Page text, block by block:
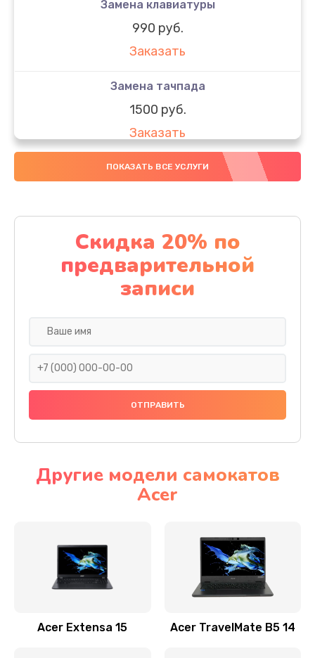
Замена клавиатуры
990 руб.
Заказать
Замена тачпада
1500 руб.
Заказать
Замена южного моста
Заказать
Чистка от пыли
1060 руб.
Заказать
Ремонт подсветки
Настройка BIOS
Замена видеочипа
Заказать
ПОКАЗАТЬ ВСЕ УСЛУГИ
Скидка 20% по
предварительной
записи
Другие модели самокатов
Acer
Acer Extensa 15 Acer TravelMate B5 14